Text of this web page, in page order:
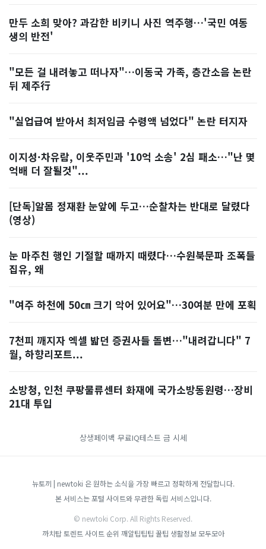
만두 소희 맞아? 과감한 비키니 사진 역주행…'국민 여동
생의 반전'
"모든 걸 내려놓고 떠나자"…이동국 가족, 층간소음 논란
뒤 제주行
"실업급여 받아서 최저임금 수령액 넘었다" 논란 터지자
이지성·차유람, 이웃주민과 '10억 소송' 2심 패소…"난 몇
억배 더 잘될것"...
[단독]알몸 정재환 눈앞에 두고…순찰차는 반대로 달렸다
(영상)
눈 마주친 행인 기절할 때까지 때렸다…수원북문파 조폭들
집유, 왜
"여주 하천에 50㎝ 크기 악어 있어요"…30여분 만에 포획
7천피 깨지자 엑셀 밟던 증권사들 돌변…"내려갑니다" 7
월, 하향리포트...
소방청, 인천 쿠팡물류센터 화재에 국가소방동원령…장비
21대 투입
상생페이백 무료IQ테스트 금 시세
뉴토끼 | newtoki 은 원하는 소식을 가장 빠르고 정확하게 전달합니다.
본 서비스는 포털 사이트와 무관한 독립 서비스입니다.
© newtoki Corp. All Rights Reserved.
까치탑 토렌트 사이트 순위 깨알팁팁팁 꿀팁 생활정보 모두모아